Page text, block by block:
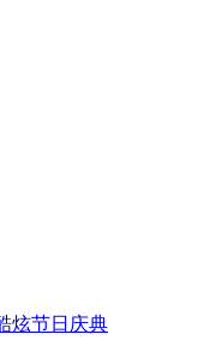
炫节日庆典